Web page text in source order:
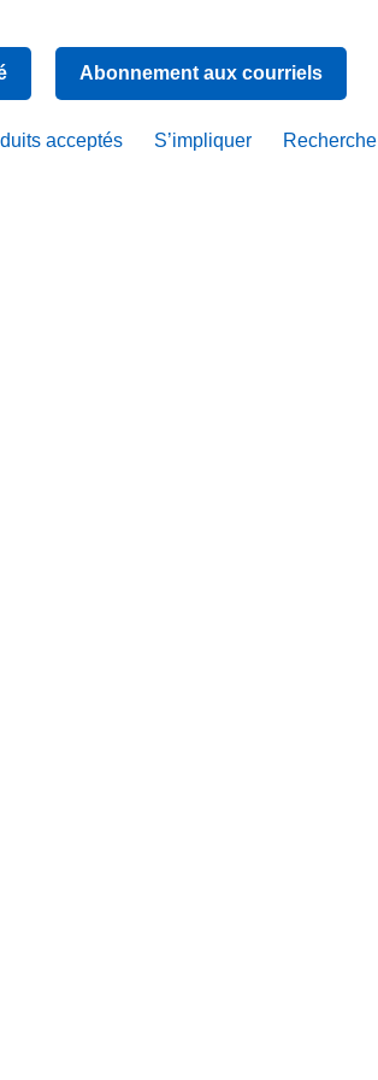
Abonnement aux courriels
acceptés S’impliquer Recherche